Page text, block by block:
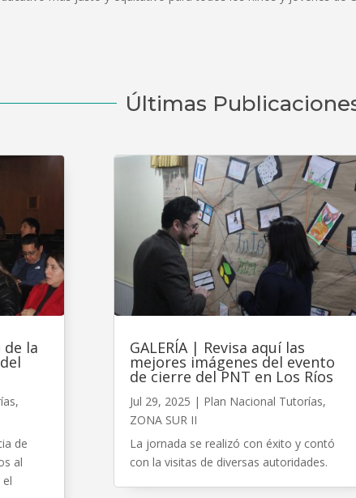
Últimas
la
,
de
al
GALERÍA | Revisa aquí las
mejores imágenes del evento
de cierre del PNT en Los Ríos
Jul 29, 2025 | Plan Nacional Tutorías,
ZONA SUR II
La jornada se realizó con éxito y contó
con la visitas de diversas autoridades.